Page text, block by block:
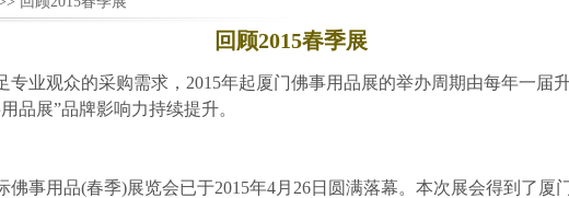
回顾2015春季展
业观众的采购需求，2015年起厦门佛事用品展的举办周期由每年一届
品展”品牌影响力持续提升。
事用品(春季)展览会已于2015年4月26日圆满落幕。本次展会得到了厦